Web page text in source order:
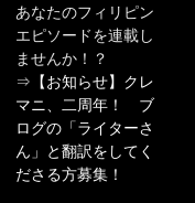
あなたのフィリピン
エピソードを連載し
ませんか！？
⇒ 【お知らせ】クレ
マニ、二周年！ ブ
ログの「ライターさ
ん」と翻訳をしてく
ださる方募集！